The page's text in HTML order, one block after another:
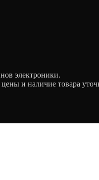
электроники.
и наличие товара